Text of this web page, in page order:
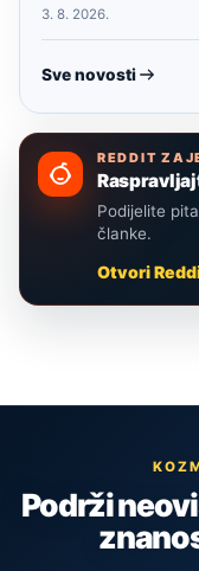
3. 8. 2026.
Sve novosti
REDDIT
Podijelite
članke.
Otvori
Podrži